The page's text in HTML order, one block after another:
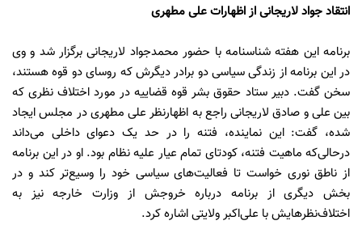
انتقاد جواد لاریجانی از اظهارات علی مطهری
برنامه این هفته شناسنامه با حضور محمدجواد لاریجانی برگزار شد و وی
در این برنامه از زندگی سیاسی دو برادر دیگرش که روسای دو قوه هستند،
سخن گفت. دبیر ستاد حقوق بشر قوه قضاییه در مورد اختلاف نظری که
بین علی و صادق لاریجانی راجع به اظهارنظر علی مطهری در مجلس ایجاد
شده، گفت: این نماینده، فتنه را در حد یک دعوای داخلی می‌داند
درحالی‌که ماهیت فتنه، کودتای تمام عیار علیه نظام بود. او در این برنامه
از ناطق نوری خواست تا فعالیت‌های سیاسی خود را وسیع‌تر کند و در
بخش دیگری از برنامه درباره خروجش از وزارت خارجه نیز به
اختلاف‌نظرهایش با علی‌اکبر ولایتی اشاره کرد.